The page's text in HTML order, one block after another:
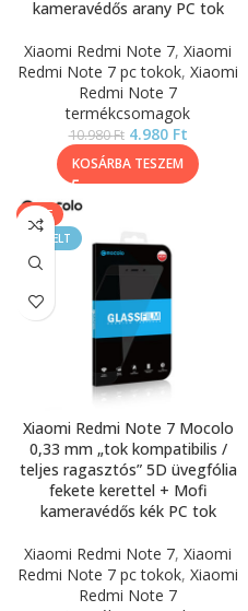
kameravédős arany PC tok
Xiaomi Redmi Note 7, Xiaomi
Redmi Note 7 pc tokok, Xiaomi
Redmi Note 7
termékcsomagok
10.980Ft 4.980 Ft
KOSÁRBA TESZEM
SALE
KIEMELT
Xiaomi Redmi Note 7 Mocolo
0,33 mm „tok kompatibilis /
teljes ragasztós” 5D üvegfólia
fekete kerettel + Mofi
kameravédős kék PC tok
Xiaomi Redmi Note 7, Xiaomi
Redmi Note 7 pc tokok, Xiaomi
Redmi Note 7